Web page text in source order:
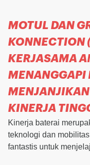
MOTUL DAN
KONNECTION
KERJASAMA
MENANGGAPI
KINERJA
Kinerja baterai
teknologi dan
fantastis untuk